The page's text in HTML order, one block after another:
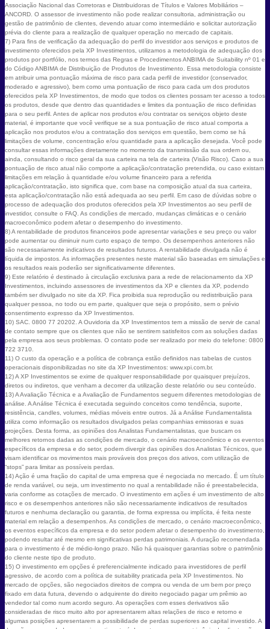
Associação Nacional das Corretoras e Distribuidoras de Títulos e Valores Mobiliários –
ANCORD. O assessor de investimento não pode realizar consultoria, administração ou
gestão de patrimônio de clientes, devendo atuar como intermediário e solicitar autorização
prévia do cliente para a realização de qualquer operação no mercado de capitais.
7) Para fins de verificação da adequação do perfil do investidor aos serviços e produtos de
investimento oferecidos pela XP Investimentos, utilizamos a metodologia de adequação dos
produtos por portfólio, nos termos das Regras e Procedimentos ANBIMA de Suitability nº 01 e
do Código ANBIMA de Distribuição de Produtos de Investimento. Essa metodologia consiste
em atribuir uma pontuação máxima de risco para cada perfil de investidor (conservador,
moderado e agressivo), bem como uma pontuação de risco para cada um dos produtos
oferecidos pela XP Investimentos, de modo que todos os clientes possam ter acesso a todos
os produtos, desde que dentro das quantidades e limites da pontuação de risco definidas
para o seu perfil. Antes de aplicar nos produtos e/ou contratar os serviços objeto deste
material, é importante que você verifique se a sua pontuação de risco atual comporta a
aplicação nos produtos e/ou a contratação dos serviços em questão, bem como se há
limitações de volume, concentração e/ou quantidade para a aplicação desejada. Você pode
consultar essas informações diretamente no momento da transmissão da sua ordem ou,
ainda, consultando o risco geral da sua carteira na tela de carteira (Visão Risco). Caso a sua
pontuação de risco atual não comporte a aplicação/contratação pretendida, ou caso existam
limitações em relação à quantidade e/ou volume financeiro para a referida
aplicação/contratação, isto significa que, com base na composição atual da sua carteira,
esta aplicação/contratação não está adequada ao seu perfil. Em caso de dúvidas sobre o
processo de adequação dos produtos oferecidos pela XP Investimentos ao seu perfil de
investidor, consulte o FAQ. As condições de mercado, mudanças climáticas e o cenário
macroeconômico podem afetar o desempenho do investimento.
8) A rentabilidade de produtos financeiros pode apresentar variações e seu preço ou valor
pode aumentar ou diminuir num curto espaço de tempo. Os desempenhos anteriores não
são necessariamente indicativos de resultados futuros. A rentabilidade divulgada não é
líquida de impostos. As informações presentes neste material são baseadas em simulações e
os resultados reais poderão ser significativamente diferentes.
9) Este relatório é destinado à circulação exclusiva para a rede de relacionamento da XP
Investimentos, incluindo assessores de investimentos da XP e clientes da XP, podendo
também ser divulgado no site da XP. Fica proibida sua reprodução ou redistribuição para
qualquer pessoa, no todo ou em parte, qualquer que seja o propósito, sem o prévio
consentimento expresso da XP Investimentos.
10) SAC. 0800 77 20202. A Ouvidoria da XP Investimentos tem a missão de servir de canal
de contato sempre que os clientes que não se sentirem satisfeitos com as soluções dadas
pela empresa aos seus problemas. O contato pode ser realizado por meio do telefone: 0800
722 3710.
11) O custo da operação e a política de cobrança estão definidos nas tabelas de custos
operacionais disponibilizadas no site da XP Investimentos: www.xpi.com.br.
12) A XP Investimentos se exime de qualquer responsabilidade por quaisquer prejuízos,
diretos ou indiretos, que venham a decorrer da utilização deste relatório ou seu conteúdo.
13) A Avaliação Técnica e a Avaliação de Fundamentos seguem diferentes metodologias de
análise. A Análise Técnica é executada seguindo conceitos como tendência, suporte,
resistência, candles, volumes, médias móveis entre outros. Já a Análise Fundamentalista
utiliza como informação os resultados divulgados pelas companhias emissoras e suas
projeções. Desta forma, as opiniões dos Analistas Fundamentalistas, que buscam os
melhores retornos dadas as condições de mercado, o cenário macroeconômico e os eventos
específicos da empresa e do setor, podem divergir das opiniões dos Analistas Técnicos, que
visam identificar os movimentos mais prováveis dos preços dos ativos, com utilização de
“stops” para limitar as possíveis perdas.
14) Ação é uma fração do capital de uma empresa que é negociada no mercado. É um título
de renda variável, ou seja, um investimento no qual a rentabilidade não é preestabelecida,
varia conforme as cotações de mercado. O investimento em ações é um investimento de alto
risco e os desempenhos anteriores não são necessariamente indicativos de resultados
futuros e nenhuma declaração ou garantia, de forma expressa ou implícita, é feita neste
material em relação a desempenhos. As condições de mercado, o cenário macroeconômico,
os eventos específicos da empresa e do setor podem afetar o desempenho do investimento,
podendo resultar até mesmo em significativas perdas patrimoniais. A duração recomendada
para o investimento é de médio-longo prazo. Não há quaisquer garantias sobre o patrimônio
do cliente neste tipo de produto.
15) O investimento em opções é preferencialmente indicado para investidores de perfil
agressivo, de acordo com a política de suitability praticada pela XP Investimentos. No
mercado de opções, são negociados direitos de compra ou venda de um bem por preço
fixado em data futura, devendo o adquirente do direito negociado pagar um prêmio ao
vendedor tal como num acordo seguro. As operações com esses derivativos são
consideradas de risco muito alto por apresentarem altas relações de risco e retorno e
algumas posições apresentarem a possibilidade de perdas superiores ao capital investido. A